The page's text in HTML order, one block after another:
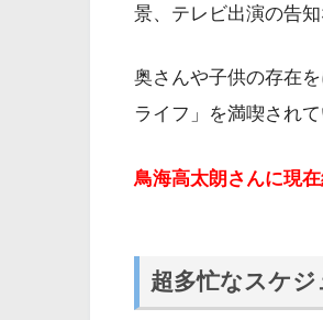
景、テレビ出演の告
奥さんや子供の存在
ライフ」を満喫されて
鳥海高太朗さんに現
超多忙なスケ